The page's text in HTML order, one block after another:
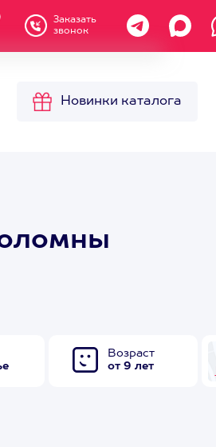
Заказать
звонок
Новинки каталога
Возраст
от 9 лет